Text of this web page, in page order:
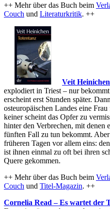
++ Mehr über das Buch beim
Couch und Literaturkritik. ++
Veit
explodiert in Triest – nur
erscheint erst Stunden später.
osteuropäischen Landes eine
keiner scheint das Opfer zu
hinter den Verbrechen, mit denen
fünften Fall zu tun bekommt.
früheren Tagen vor allem eins:
ist ihnen einmal zu oft bei ihren
Quere gekommen.
++ Mehr über das Buch beim
Couch und Titel-Magazin. ++
Cornelia Read –Es wartet der